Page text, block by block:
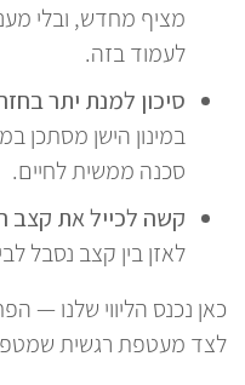
מציף מחדש, ובלי
לעמוד בזה.
סיכון למנת יתר
במינון הישן מסתכן
סכנה ממשית לחיים.
קשה לכייל את קצב
לאזן בין קצב נסבל
כאן נכנס הליווי שלנו —
לצד מעטפת רגשית